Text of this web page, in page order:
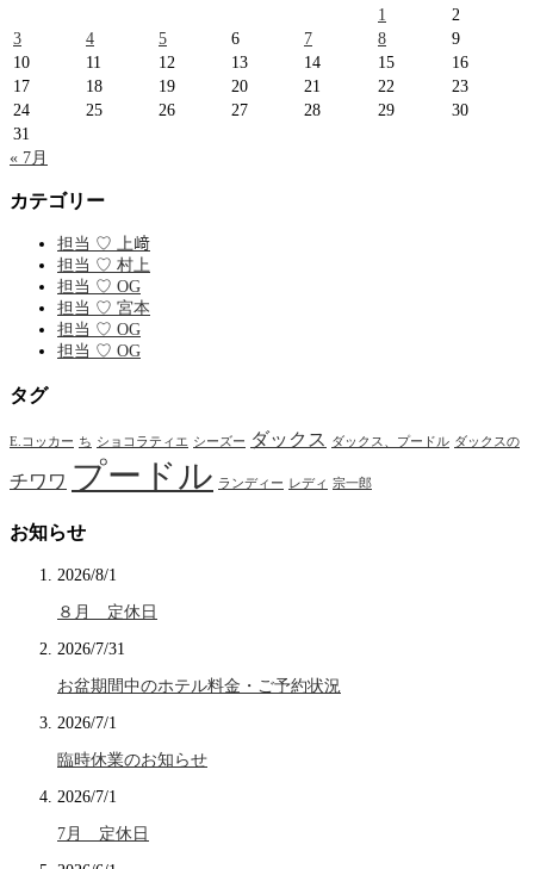
1
2
3
4 5 6 7 8
9
10
11 12 13 14 15
16
17
18 19 20 21 22
23
24
25 26 27 28 29
30
31
« 7月
カテゴリー
担当 ♡ 上﨑
担当 ♡ 村上
担当 ♡ OG
担当 ♡ 宮本
担当 ♡ OG
担当 ♡ OG
タグ
E.コッカー ち ショコラティエ シーズー ダックス ダックス、プードル ダックスの
チワワ プードル ランディー レディ 宗一郎
お知らせ
2026/8/1
８月 定休日
2026/7/31
お盆期間中のホテル料金・ご予約状況
2026/7/1
臨時休業のお知らせ
2026/7/1
7月 定休日